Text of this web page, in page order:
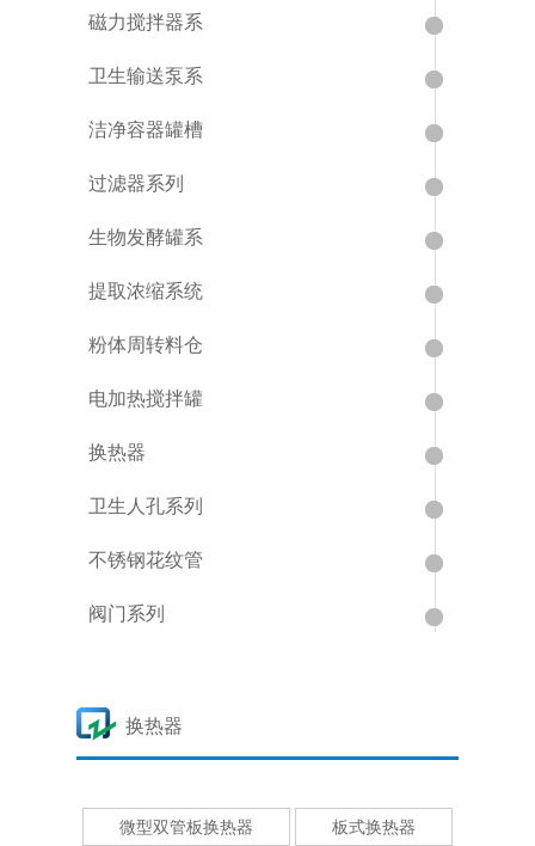
磁力搅拌器系
卫生输送泵系
洁净容器罐槽
过滤器系列
生物发酵罐系
提取浓缩系统
粉体周转料仓
电加热搅拌罐
换热器
卫生人孔系列
不锈钢花纹管
阀门系列
换热器
微型双管板换热器 板式换热器